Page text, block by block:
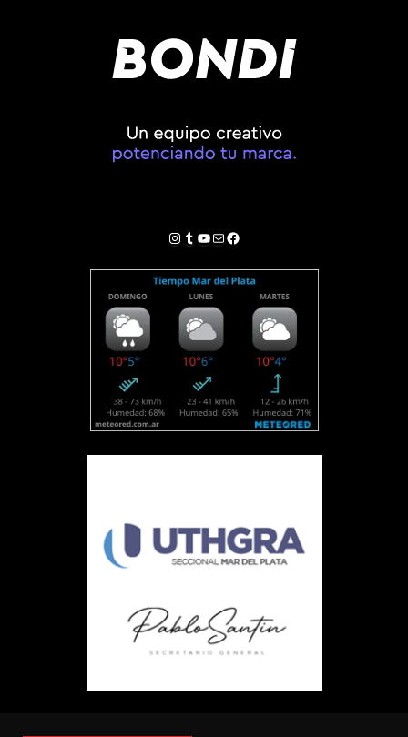
Instagram
Tumblr
YouTube
Correo electrónico
Facebook